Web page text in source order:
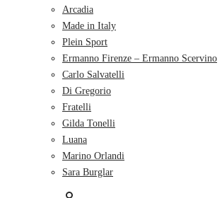
Arcadia
Made in Italy
Plein Sport
Ermanno Firenze – Ermanno Scervino
Carlo Salvatelli
Di Gregorio
Fratelli
Gilda Tonelli
Luana
Marino Orlandi
Sara Burglar